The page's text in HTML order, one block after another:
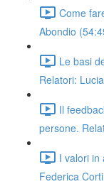
Come
Abondio
Le basi
Relatori:
Il
persone.
I valori in
Federica